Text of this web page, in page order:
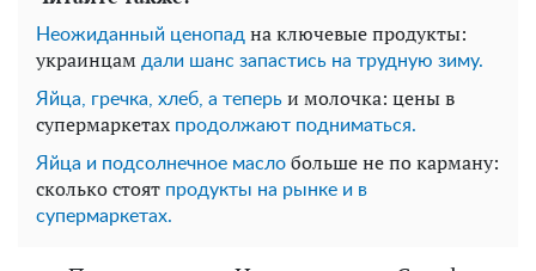
Неожиданный ценопад на ключевые продукты:
украинцам дали шанс запастись на трудную зиму.
Яйца, гречка, хлеб, а теперь и молочка: цены в
супермаркетах продолжают подниматься.
Яйца и подсолнечное масло больше не по карману:
сколько стоят продукты на рынке и в
супермаркетах.